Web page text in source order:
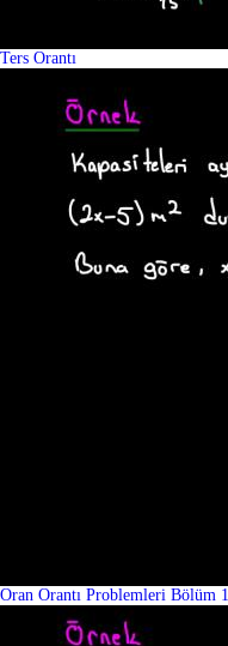
Ters Orantı
Oran Orantı Problemleri Bölüm 1